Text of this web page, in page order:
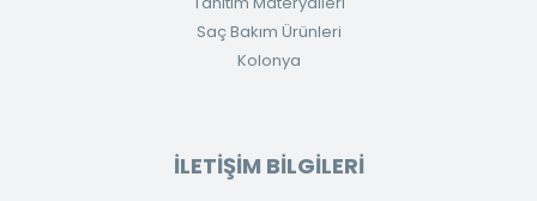
Saç Bakım Ürünleri
Kolonya
İLETİŞİM BİLGİLERİ